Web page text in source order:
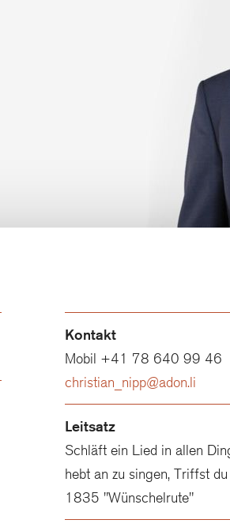
Kontakt
Mobil +41 78 640 99 46
christian_nipp@adon.li
Leitsatz
Schläft ein Lied in allen
hebt an zu singen, Triffst
1835 "Wünschelrute"